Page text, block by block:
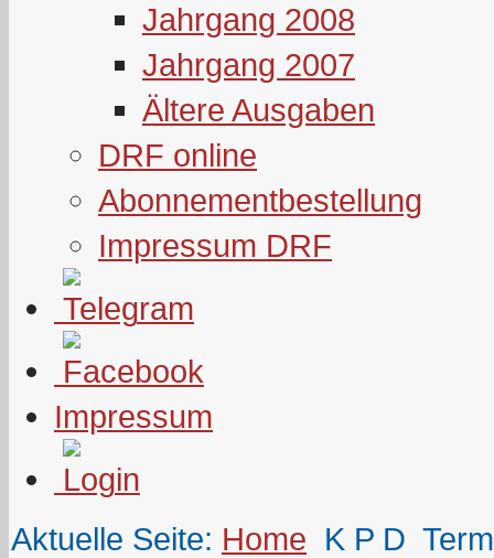
Jahrgang 2008
Jahrgang 2007
Ältere Ausgaben
DRF online
Abonnementbestellung
Impressum DRF
Impressum
Aktuelle Seite: Home K P D